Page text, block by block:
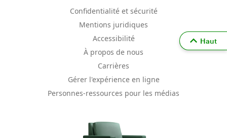
Confidentialité et sécurité
Mentions juridiques
Accessibilité
À propos de nous
Carrières
Gérer l'expérience en ligne
Personnes-ressources pour les médias
Haut